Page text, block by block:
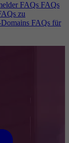
FAQs FAQs
zu
FAQs für